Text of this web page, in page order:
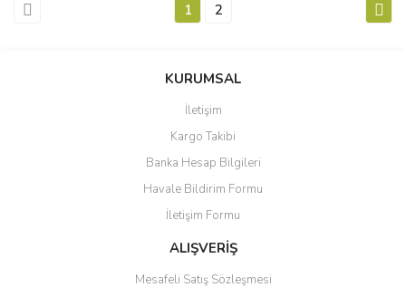
1 2
KURUMSAL
İletişim
Kargo Takibi
Banka Hesap Bilgileri
Havale Bildirim Formu
İletişim Formu
ALIŞVERİŞ
Mesafeli Satış Sözleşmesi